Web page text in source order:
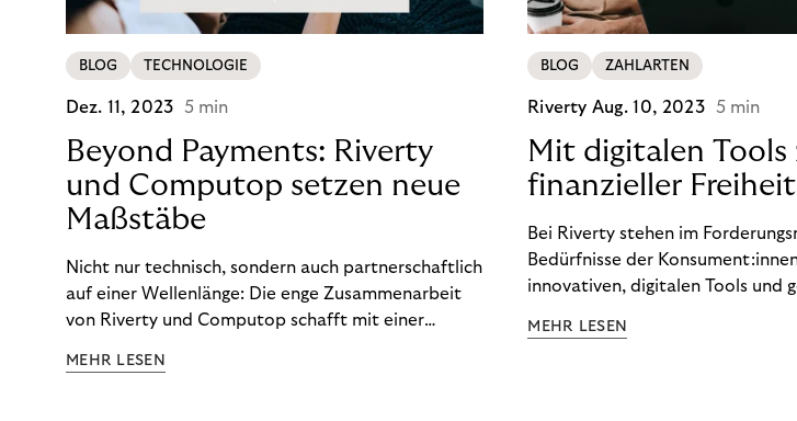
BLOG TECHNOLOGIE
Dez. 11, 2023 5 min
Beyond Payments: Riverty
und Computop setzen neue
Maßstäbe
Nicht nur technisch, sondern auch partnerschaftlich
auf einer Wellenlänge: Die enge Zusammenarbeit
von Riverty und Computop schafft mit einer
Zahlungsabwicklung echte Mehrwerte für Händler.
MEHR LESEN
BLOG ZAHLARTEN
Riverty Aug. 10, 2023 5 min
Mit digitalen Tools
finanzieller
Bei Riverty stehen im
Bedürfnisse der
innovativen, digitalen Tools und
ein Leben in finanzieller Freiheit
MEHR LESEN